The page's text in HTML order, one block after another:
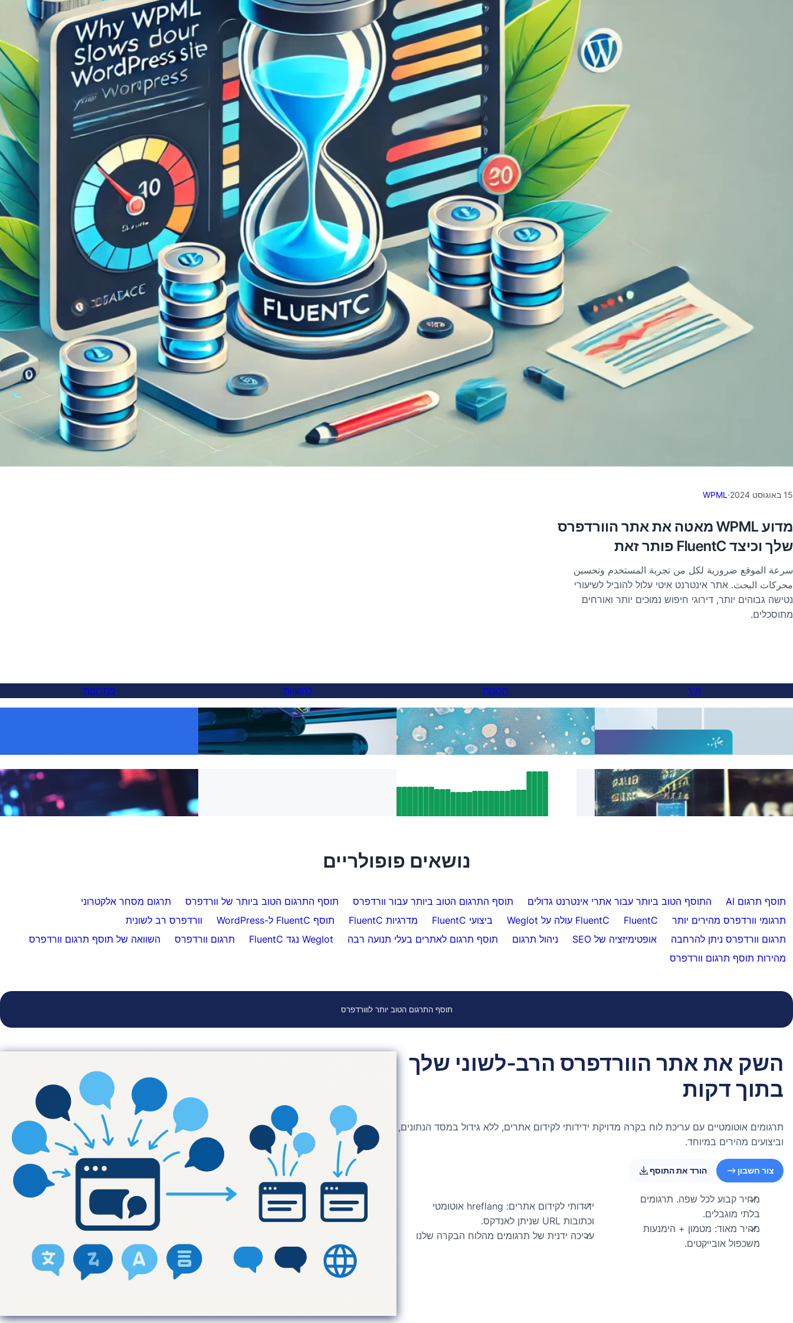
15 באוגוסט 2024 ·
WPML
מדוע WPML מאטה את אתר הוורדפרס
שלך וכיצד FluentC פותר זאת
سرعة الموقع ضرورية لكل من تجربة المستخدم وتحسين
محركات البحث. אתר אינטרנט איטי עלול להוביל לשיעורי
נטישה גבוהים יותר, דירוגי חיפוש נמוכים יותר ואורחים
מתוסכלים.
איך
איך להוסיף מתג שפות לאתרים בתת-דומיין
דלג על תרגומים לתוכן מסוים עם FluentC
תכונות
תרגומי בינה מלאכותית
Hreflang של FluentC אינדקסה אוטומטית
לְהַשְׁווֹת
בסופו של דבר, אלטרנטיבה טובה יותר ל-
Weglot — ואתה יכול לעבור בתוך 5 דקות
פתרונות
תרגום אתרים ללא מאמץ ללקוחות
נושאים פופולריים
תוסף תרגום AI התוסף הטוב ביותר עבור אתרי אינטרנט גדולים תוסף התרגום הטוב ביותר עבור וורדפרס תוסף התרגום הטוב ביותר של וורדפרס
תרגום מסחר אלקטרוני
תרגומי וורדפרס מהירים יותר
FluentC FluentC עולה על Weglot ביצועי FluentC מדרגיות FluentC תוסף FluentC ל-WordPress
וורדפרס רב לשונית
תרגום וורדפרס ניתן להרחבה
אופטימיזציה של SEO ניהול תרגום תוסף תרגום לאתרים בעלי תנועה רבה Weglot נגד FluentC תרגום וורדפרס
השוואה של תוסף תרגום וורדפרס
מהירות תוסף תרגום וורדפרס
תוסף התרגום הטוב יותר לווורדפרס
השק את אתר הוורדפרס הרב-לשוני שלך
בתוך דקות
תרגומים אוטומטיים עם עריכת לוח בקרה מדויקת ידידותי לקידום אתרים, ללא גידול במסד הנתונים,
וביצועים מהירים במיוחד.
צור חשבון הורד את התוסף
מחיר קבוע לכל שפה. תרגומים
בלתי מוגבלים.
מהיר מאוד: מטמון + הימנעות
משכפול אובייקטים.
ידידותי לקידום אתרים: hreflang אוטומטי
וכתובות URL שניתן לאנדקס.
עריכה ידנית של תרגומים מהלוח הבקרה שלנו